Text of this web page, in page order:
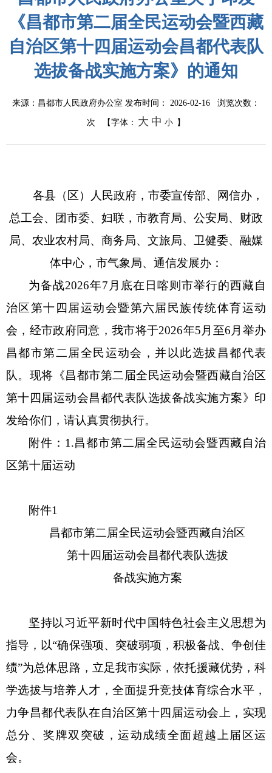
《昌都市第二届全民运动会暨西藏
自治区第十四届运动会昌都代表队
选拔备战实施方案》的通知
来源：昌都市人民政府办公室 发布时间： 2026-02-16 浏览次数：
次 【字体： 大 中 小 】
各县（区）人民政府，市委宣传部、网信办，
总工会、团市委、妇联，市教育局、公安局、财政
局、农业农村局、商务局、文旅局、卫健委、融媒
体中心，市气象局、通信发展办：
为备战2026年7月底在日喀则市举行的西藏自
治区第十 四 届运动会暨第六届民族传统体育运动
会 ，经市政府同意，我市将于2026年5月至6月举办
昌都市第二届全民运动会，并以此选拔昌都代表
队。现将 《昌都市第二届全民运动会暨西藏自治区
第十四届运动会昌都代表队选拔备战实施方案》印
发给你们，请认真贯彻执行。
附件： 1.昌都市第二届全民运动会暨西藏自治
区第十届运动
附件1
昌都市第二届全民运动会暨西藏自治区
第十四届运动会昌都代表队选拔
备战实施方案
坚持以习近平新时代中国特色社会主义思想为
指导， 以“确保强项、突破弱项 ，积极备战、 争创佳
绩”为总体思路，立足我市实际，依托援藏优势，科
学选拔与培养人才，全面提升竞技体育综合水平 ，
力争昌都代表队在自治区第十四届运动会 上，实现
总分、奖牌双突破，运动成绩全面超越上届 区运
会。